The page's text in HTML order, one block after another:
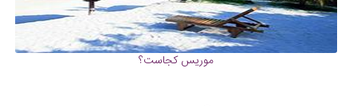
موریس کجاست؟